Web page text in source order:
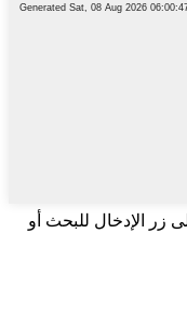
زر الإدخال للبحث أو